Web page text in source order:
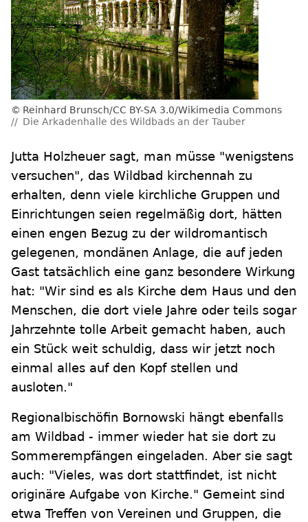
Reinhard Brunsch/CC BY-SA 3.0/Wikimedia Commons
Die Arkadenhalle des Wildbads an der Tauber
Jutta Holzheuer sagt, man müsse "wenigstens
versuchen", das Wildbad kirchennah zu
erhalten, denn viele kirchliche Gruppen und
Einrichtungen seien regelmäßig dort, hätten
einen engen Bezug zu der wildromantisch
gelegenen, mondänen Anlage, die auf jeden
Gast tatsächlich eine ganz besondere Wirkung
hat: "Wir sind es als Kirche dem Haus und den
Menschen, die dort viele Jahre oder teils sogar
Jahrzehnte tolle Arbeit gemacht haben, auch
ein Stück weit schuldig, dass wir jetzt noch
einmal alles auf den Kopf stellen und
ausloten."
Regionalbischöfin Bornowski hängt ebenfalls
am Wildbad - immer wieder hat sie dort zu
Sommerempfängen eingeladen. Aber sie sagt
auch: "Vieles, was dort stattfindet, ist nicht
originäre Aufgabe von Kirche." Gemeint sind
etwa Treffen von Vereinen und Gruppen, die